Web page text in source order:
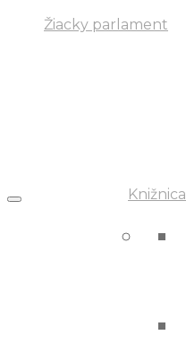
Žiacky parlament
Knižnica